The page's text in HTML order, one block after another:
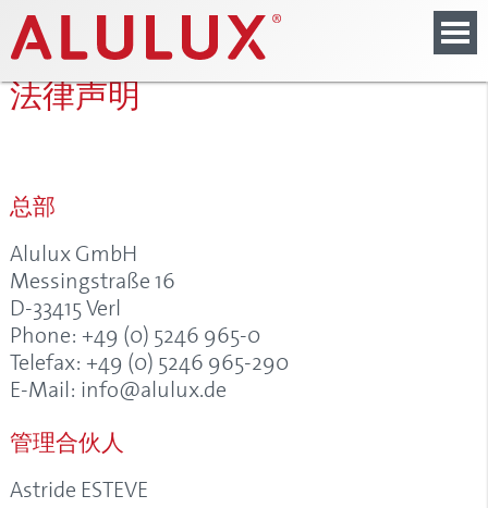
法律声明
总部
Alulux GmbH
Messingstraße 16
D-33415 Verl
Phone: +49 (0) 5246 965-0
Telefax: +49 (0) 5246 965-290
E-Mail: info@alulux.de
管理合伙人
Astride ESTEVE